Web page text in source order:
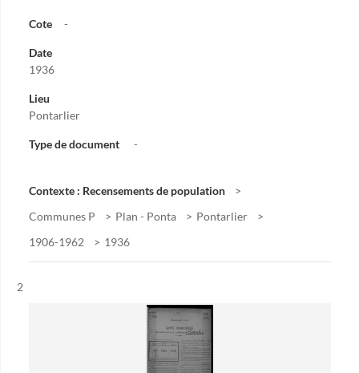
Cote -
Date
1936
Lieu
Pontarlier
Type de document -
Contexte : Recensements de population
Communes P
Plan - Ponta
Pontarlier
1906-1962
1936
Résultat n°
2